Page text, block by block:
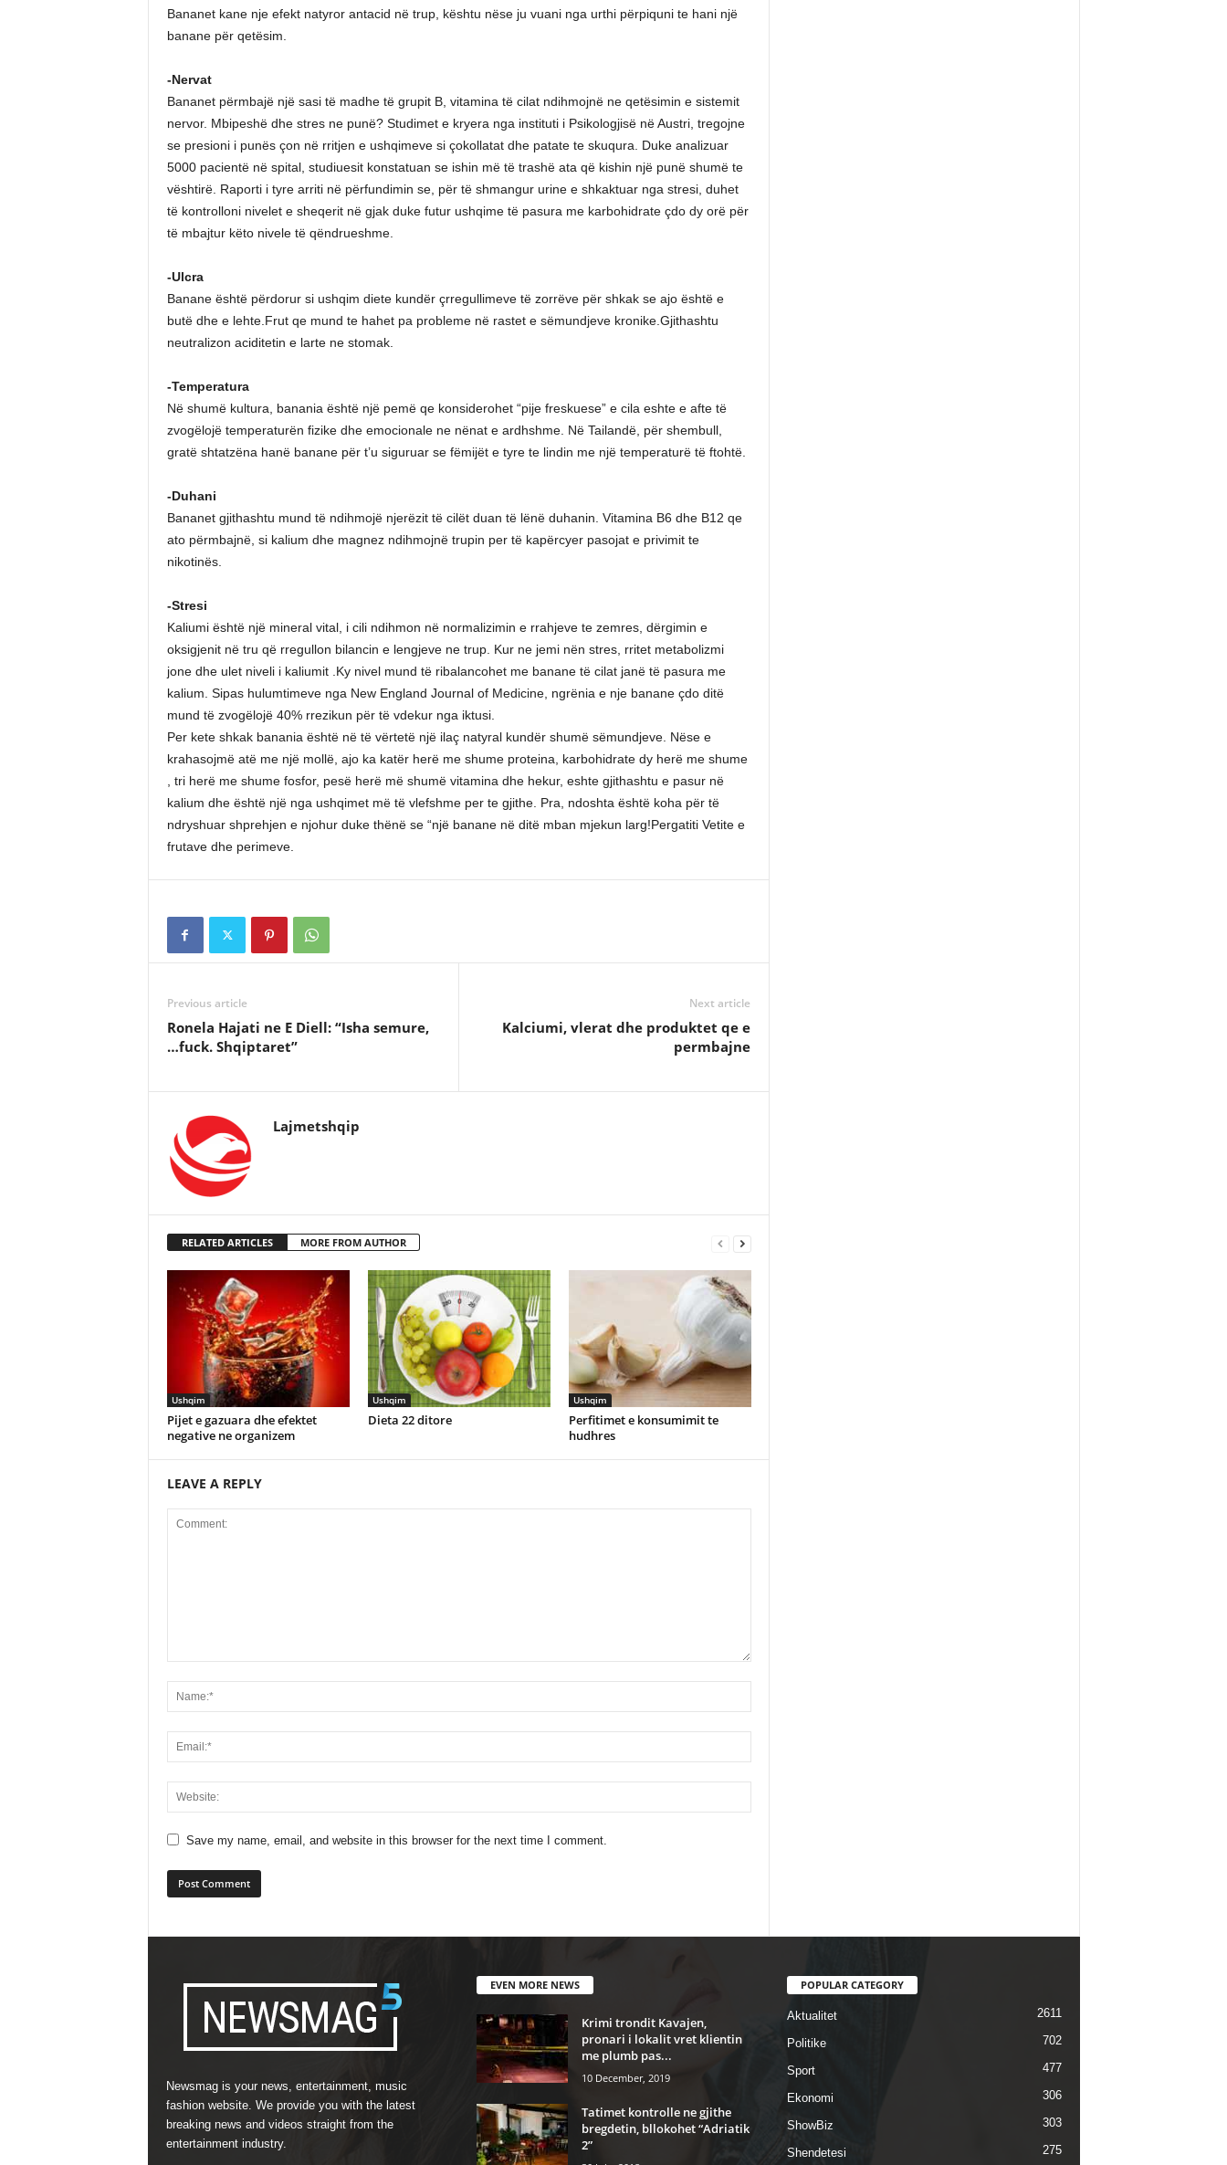
Bananet kane nje efekt natyror antacid në trup, kështu nëse ju vuani nga urthi përpiquni te hani një
banane për qetësim.
-Nervat
Bananet përmbajë një sasi të madhe të grupit B, vitamina të cilat ndihmojnë ne qetësimin e sistemit
nervor. Mbipeshë dhe stres ne punë? Studimet e kryera nga instituti i Psikologjisë në Austri, tregojne
se presioni i punës çon në rritjen e ushqimeve si çokollatat dhe patate te skuqura. Duke analizuar
5000 pacientë në spital, studiuesit konstatuan se ishin më të trashë ata që kishin një punë shumë te
vështirë. Raporti i tyre arriti në përfundimin se, për të shmangur urine e shkaktuar nga stresi, duhet
të kontrolloni nivelet e sheqerit në gjak duke futur ushqime të pasura me karbohidrate çdo dy orë për
të mbajtur këto nivele të qëndrueshme.
-Ulcra
Banane është përdorur si ushqim diete kundër çrregullimeve të zorrëve për shkak se ajo është e
butë dhe e lehte.Frut qe mund te hahet pa probleme në rastet e sëmundjeve kronike.Gjithashtu
neutralizon aciditetin e larte ne stomak.
-Temperatura
Në shumë kultura, banania është një pemë qe konsiderohet “pije freskuese” e cila eshte e afte të
zvogëlojë temperaturën fizike dhe emocionale ne nënat e ardhshme. Në Tailandë, për shembull,
gratë shtatzëna hanë banane për t’u siguruar se fëmijët e tyre te lindin me një temperaturë të ftohtë.
-Duhani
Bananet gjithashtu mund të ndihmojë njerëzit të cilët duan të lënë duhanin. Vitamina B6 dhe B12 qe
ato përmbajnë, si kalium dhe magnez ndihmojnë trupin per të kapërcyer pasojat e privimit te
nikotinës.
-Stresi
Kaliumi është një mineral vital, i cili ndihmon në normalizimin e rrahjeve te zemres, dërgimin e
oksigjenit në tru që rregullon bilancin e lengjeve ne trup. Kur ne jemi nën stres, rritet metabolizmi
jone dhe ulet niveli i kaliumit .Ky nivel mund të ribalancohet me banane të cilat janë të pasura me
kalium. Sipas hulumtimeve nga New England Journal of Medicine, ngrënia e nje banane çdo ditë
mund të zvogëlojë 40% rrezikun për të vdekur nga iktusi.
Per kete shkak banania është në të vërtetë një ilaç natyral kundër shumë sëmundjeve. Nëse e
krahasojmë atë me një mollë, ajo ka katër herë me shume proteina, karbohidrate dy herë me shume
, tri herë me shume fosfor, pesë herë më shumë vitamina dhe hekur, eshte gjithashtu e pasur në
kalium dhe është një nga ushqimet më të vlefshme per te gjithe. Pra, ndoshta është koha për të
ndryshuar shprehjen e njohur duke thënë se “një banane në ditë mban mjekun larg!Pergatiti Vetite e
frutave dhe perimeve.
Previous article
Ronela Hajati ne E Diell: “Isha semure,
…fuck. Shqiptaret”
Next article
Kalciumi, vlerat dhe produktet qe e
permbajne
Lajmetshqip
RELATED ARTICLES MORE FROM AUTHOR
Ushqim
Pijet e gazuara dhe efektet
negative ne organizem
Ushqim
Dieta 22 ditore
Ushqim
Perfitimet e konsumimit te
hudhres
LEAVE A REPLY
Save my name, email, and website in this browser for the next time I comment.
Newsmag is your news, entertainment, music
fashion website. We provide you with the latest
breaking news and videos straight from the
entertainment industry.
EVEN MORE NEWS
Krimi trondit Kavajen,
pronari i lokalit vret klientin
me plumb pas...
10 December, 2019
Tatimet kontrolle ne gjithe
bregdetin, bllokohet “Adriatik
2”
POPULAR CATEGORY
Aktualitet 2611
Politike 702
Sport 477
Ekonomi 306
ShowBiz 303
Shendetesi 275